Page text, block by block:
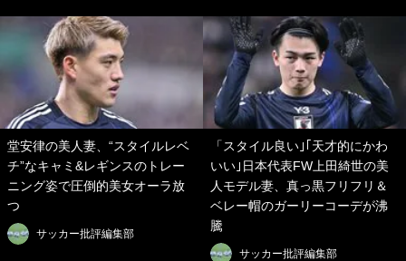
堂安律の美人妻、“スタイルレベ
チ”なキャミ&レギンスのトレー
ニング姿で圧倒的美女オーラ放
つ
サッカー批評編集部
「スタイル良い｣｢天才的にかわ
いい｣日本代表FW上田綺世の美
人モデル妻、真っ黒フリフリ＆
ベレー帽のガーリーコーデが沸
騰
サッカー批評編集部